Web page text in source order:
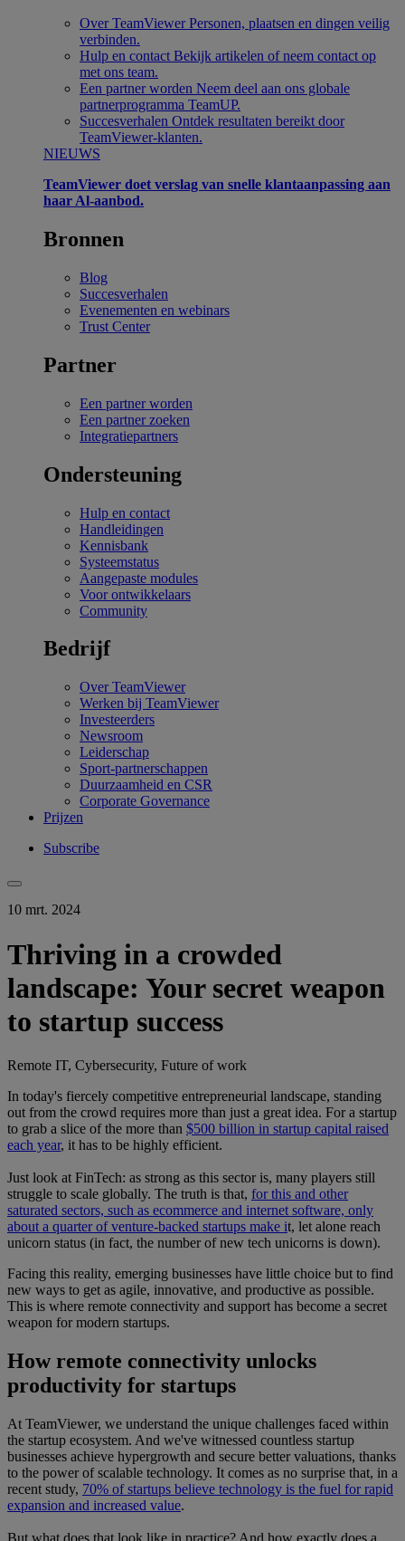
Over TeamViewer Personen, plaatsen en dingen veilig
verbinden.
Hulp en contact Bekijk artikelen of neem contact op
met ons team.
Een partner worden Neem deel aan ons globale
partnerprogramma TeamUP.
Succesverhalen Ontdek resultaten bereikt door
TeamViewer-klanten.
NIEUWS
TeamViewer doet verslag van snelle klantaanpassing aan
haar Al-aanbod.
Bronnen
Blog
Succesverhalen
Evenementen en webinars
Trust Center
Partner
Een partner worden
Een partner zoeken
Integratiepartners
Ondersteuning
Hulp en contact
Handleidingen
Kennisbank
Systeemstatus
Aangepaste modules
Voor ontwikkelaars
Community
Bedrijf
Over TeamViewer
Werken bij TeamViewer
Investeerders
Newsroom
Leiderschap
Sport-partnerschappen
Duurzaamheid en CSR
Corporate Governance
Prijzen
Subscribe
10 mrt. 2024
Thriving in a crowded
landscape: Your secret weapon
to startup success
Remote IT, Cybersecurity, Future of work
In today's fiercely competitive entrepreneurial landscape, standing
out from the crowd requires more than just a great idea. For a startup
to grab a slice of the more than $500 billion in startup capital raised
each year, it has to be highly efficient.
Just look at FinTech: as strong as this sector is, many players still
struggle to scale globally. The truth is that, for this and other
saturated sectors, such as ecommerce and internet software, only
about a quarter of venture-backed startups make it, let alone reach
unicorn status (in fact, the number of new tech unicorns is down).
Facing this reality, emerging businesses have little choice but to find
new ways to get as agile, innovative, and productive as possible.
This is where remote connectivity and support has become a secret
weapon for modern startups.
How remote connectivity unlocks
productivity for startups
At TeamViewer, we understand the unique challenges faced within
the startup ecosystem. And we've witnessed countless startup
businesses achieve hypergrowth and secure better valuations, thanks
to the power of scalable technology. It comes as no surprise that, in a
recent study, 70% of startups believe technology is the fuel for rapid
expansion and increased value.
But what does that look like in practice? And how exactly does a